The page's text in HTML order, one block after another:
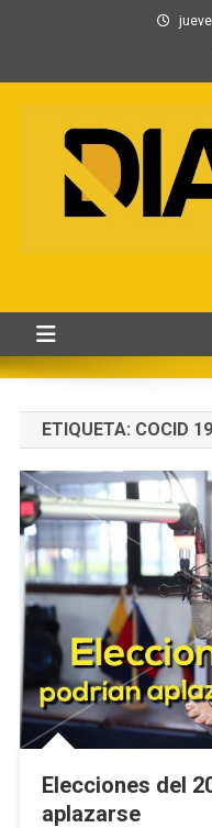
y
ETIQUETA: COCID 19
Elecciones del
aplazarse